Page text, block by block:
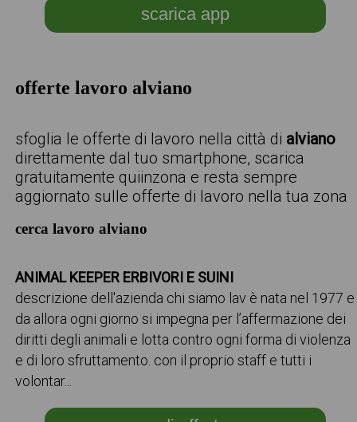
scarica app
offerte lavoro alviano
sfoglia le offerte di lavoro nella città di alviano
direttamente dal tuo smartphone, scarica
gratuitamente quiinzona e resta sempre
aggiornato sulle offerte di lavoro nella tua zona
cerca lavoro alviano
ANIMAL KEEPER ERBIVORI E SUINI
descrizione dell'azienda chi siamo lav è nata nel 1977 e
da allora ogni giorno si impegna per l’affermazione dei
diritti degli animali e lotta contro ogni forma di violenza
e di loro sfruttamento. con il proprio staff e tutti i
volontar...